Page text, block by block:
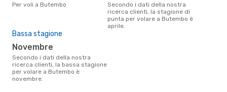
Per voli a Butembo
Secondo i dati della nostra
ricerca clienti, la stagione di
punta per volare a Butembo è
aprile.
Bassa stagione
novembre
Secondo i dati della nostra
ricerca clienti, la bassa stagione
per volare a Butembo è
novembre.